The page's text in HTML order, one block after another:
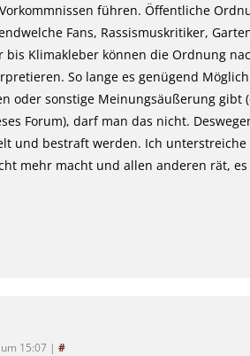
führen. Öffentliche
Fans, Rassismuskritiker,
bis Klimakleber können die Ordnung
So lange es genügend
oder sonstige Meinungsäußerung gibt
Forum), darf man das nicht.
und bestraft werden. Ich unterstreiche
mehr macht und allen anderen rät,
15:07 | #